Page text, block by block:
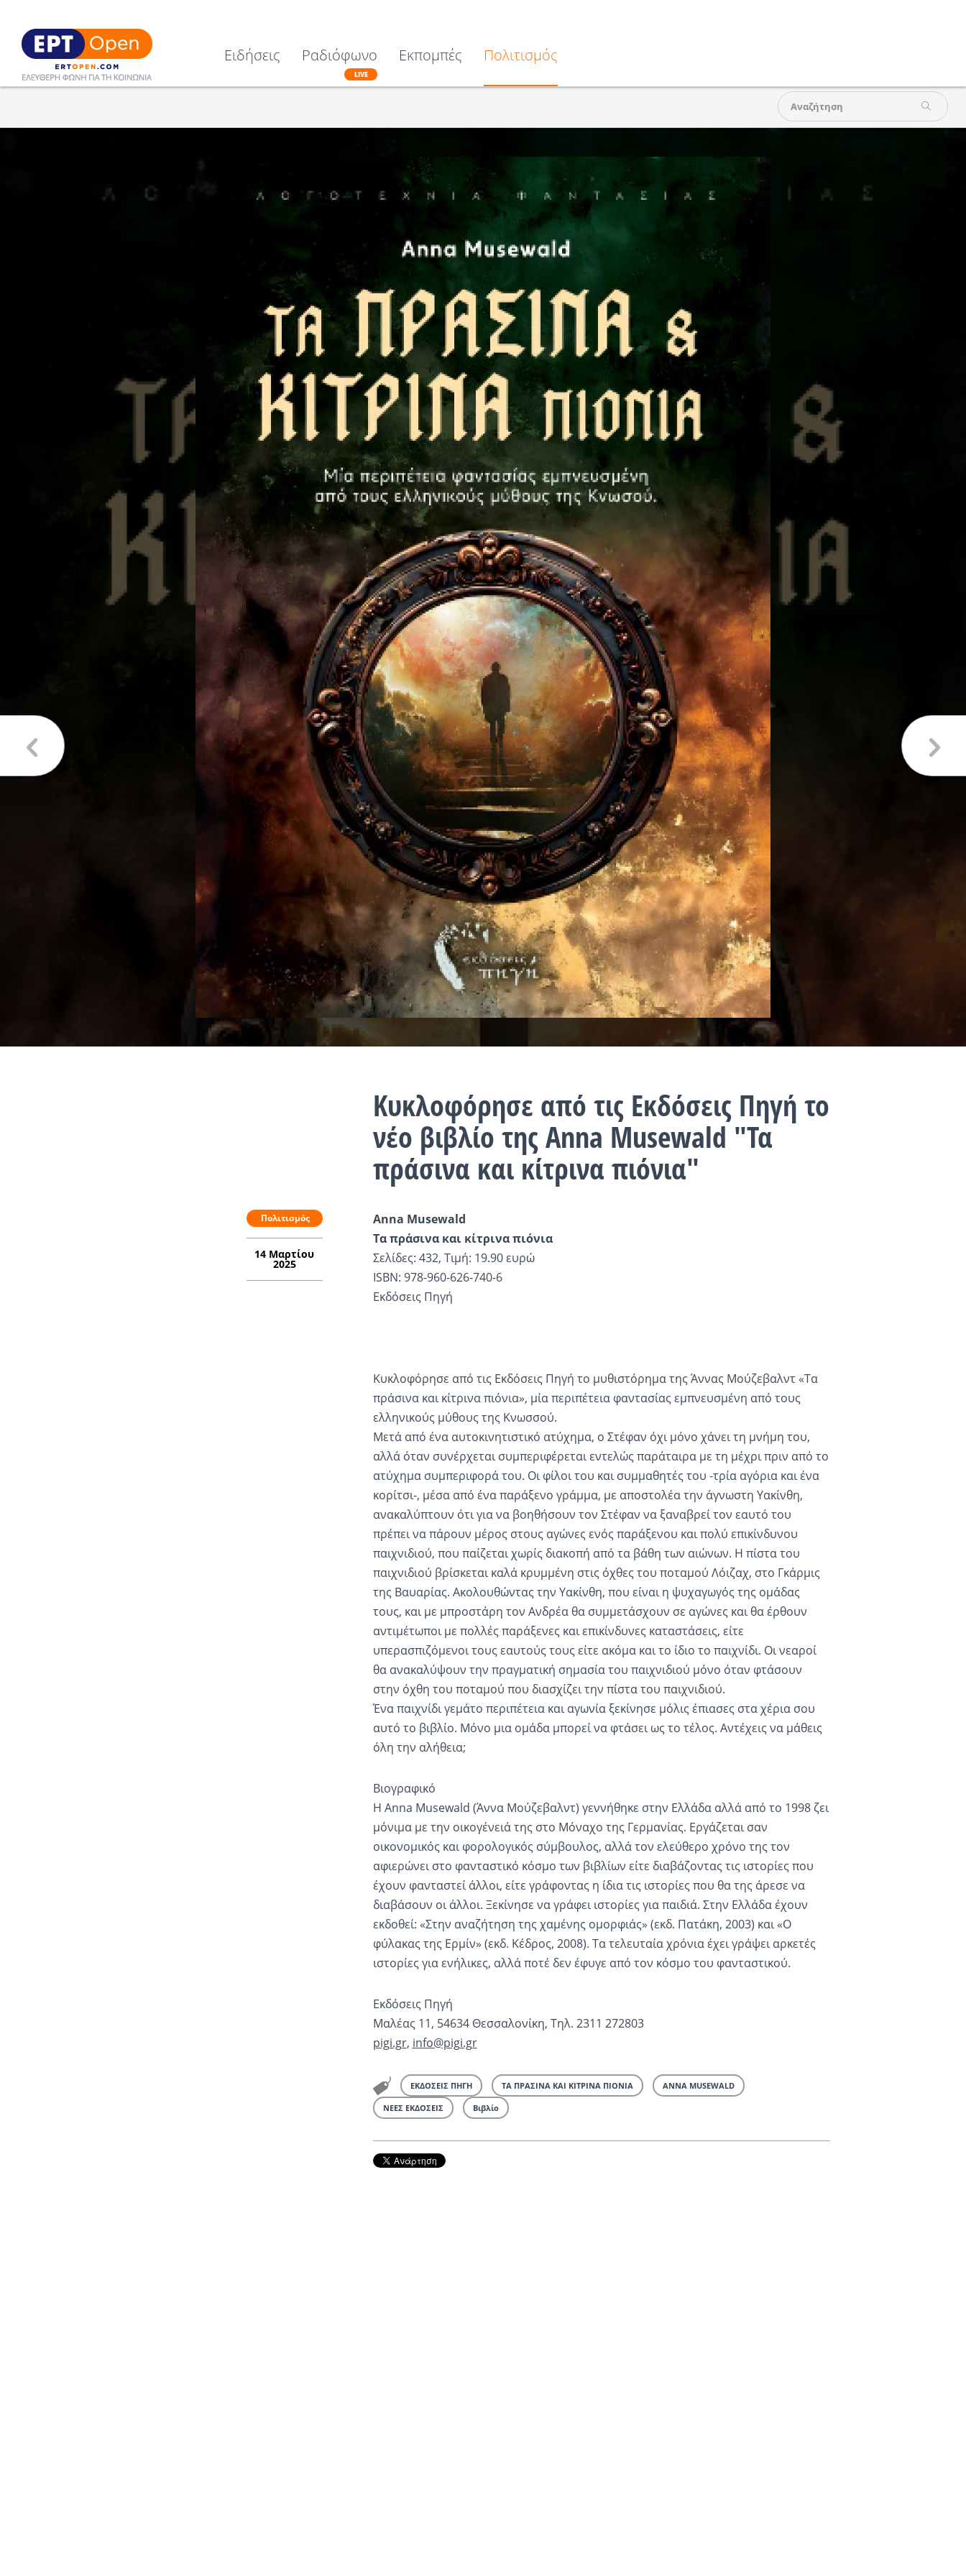
Ειδήσεις Ραδιόφωνο
LIVE
Εκπομπές Πολιτισμός
Κυκλοφόρησε από τις Εκδόσεις Πηγή το
νέο βιβλίο της Anna Musewald "Τα
πράσινα και κίτρινα πιόνια"
Πολιτισμός
14 Μαρτίου
2025
Anna Musewald
Τα πράσινα και κίτρινα πιόνια
Σελίδες: 432, Τιμή: 19.90 ευρώ
ISBN: 978-960-626-740-6
Εκδόσεις Πηγή
Κυκλοφόρησε από τις Εκδόσεις Πηγή το μυθιστόρημα της Άννας Μούζεβαλντ «Τα
πράσινα και κίτρινα πιόνια», μία περιπέτεια φαντασίας εμπνευσμένη από τους
ελληνικούς μύθους της Κνωσσού.
Μετά από ένα αυτοκινητιστικό ατύχημα, ο Στέφαν όχι μόνο χάνει τη μνήμη του,
αλλά όταν συνέρχεται συμπεριφέρεται εντελώς παράταιρα με τη μέχρι πριν από το
ατύχημα συμπεριφορά του. Οι φίλοι του και συμμαθητές του -τρία αγόρια και ένα
κορίτσι-, μέσα από ένα παράξενο γράμμα, με αποστολέα την άγνωστη Υακίνθη,
ανακαλύπτουν ότι για να βοηθήσουν τον Στέφαν να ξαναβρεί τον εαυτό του
πρέπει να πάρουν μέρος στους αγώνες ενός παράξενου και πολύ επικίνδυνου
παιχνιδιού, που παίζεται χωρίς διακοπή από τα βάθη των αιώνων. Η πίστα του
παιχνιδιού βρίσκεται καλά κρυμμένη στις όχθες του ποταμού Λόιζαχ, στο Γκάρμις
της Βαυαρίας. Ακολουθώντας την Υακίνθη, που είναι η ψυχαγωγός της ομάδας
τους, και με μπροστάρη τον Ανδρέα θα συμμετάσχουν σε αγώνες και θα έρθουν
αντιμέτωποι με πολλές παράξενες και επικίνδυνες καταστάσεις, είτε
υπερασπιζόμενοι τους εαυτούς τους είτε ακόμα και το ίδιο το παιχνίδι. Οι νεαροί
θα ανακαλύψουν την πραγματική σημασία του παιχνιδιού μόνο όταν φτάσουν
στην όχθη του ποταμού που διασχίζει την πίστα του παιχνιδιού.
Ένα παιχνίδι γεμάτο περιπέτεια και αγωνία ξεκίνησε μόλις έπιασες στα χέρια σου
αυτό το βιβλίο. Μόνο μια ομάδα μπορεί να φτάσει ως το τέλος. Αντέχεις να μάθεις
όλη την αλήθεια;
Βιογραφικό
Η Anna Musewald (Άννα Μούζεβαλντ) γεννήθηκε στην Ελλάδα αλλά από το 1998 ζει
μόνιμα με την οικογένειά της στο Μόναχο της Γερμανίας. Εργάζεται σαν
οικονομικός και φορολογικός σύμβουλος, αλλά τον ελεύθερο χρόνο της τον
αφιερώνει στο φανταστικό κόσμο των βιβλίων είτε διαβάζοντας τις ιστορίες που
έχουν φανταστεί άλλοι, είτε γράφοντας η ίδια τις ιστορίες που θα της άρεσε να
διαβάσουν οι άλλοι. Ξεκίνησε να γράφει ιστορίες για παιδιά. Στην Ελλάδα έχουν
εκδοθεί: «Στην αναζήτηση της χαμένης ομορφιάς» (εκδ. Πατάκη, 2003) και «Ο
φύλακας της Ερμίν» (εκδ. Κέδρος, 2008). Τα τελευταία χρόνια έχει γράψει αρκετές
ιστορίες για ενήλικες, αλλά ποτέ δεν έφυγε από τον κόσμο του φανταστικού.
Εκδόσεις Πηγή
Μαλέας 11, 54634 Θεσσαλονίκη, Τηλ. 2311 272803
pigi.gr, info@pigi.gr
ΕΚΔΟΣΕΙΣ ΠΗΓΗ ΤΑ ΠΡΑΣΙΝΑ ΚΑΙ ΚΙΤΡΙΝΑ ΠΙΟΝΙΑ ANNA MUSEWALD
ΝΕΕΣ ΕΚΔΟΣΕΙΣ Βιβλίο